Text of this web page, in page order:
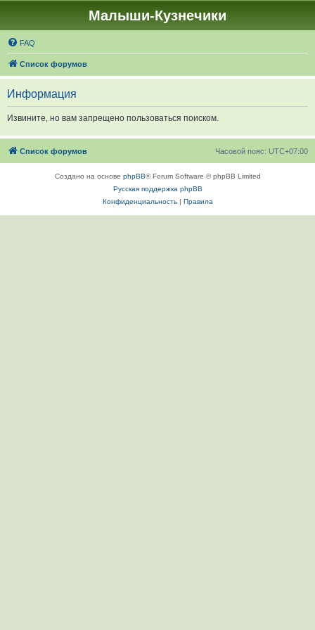
Малыши-Кузнечики
FAQ
Список форумов
Информация
Извините, но вам запрещено пользоваться поиском.
Список форумов Часовой пояс: UTC+07:00
Создано на основе phpBB® Forum Software © phpBB Limited
Русская поддержка phpBB
Конфиденциальность| Правила